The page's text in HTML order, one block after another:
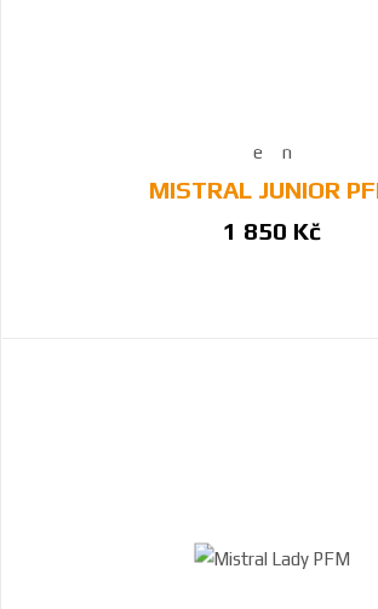
MISTRAL JUNIOR
1 850 Kč